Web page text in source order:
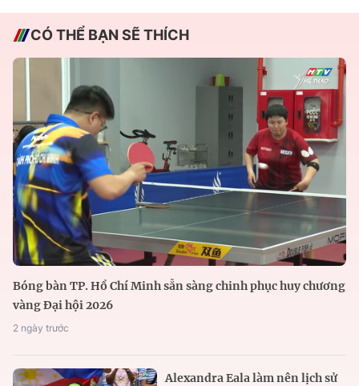
CÓ THỂ BẠN SẼ THÍCH
Bóng bàn TP. Hồ Chí Minh sẵn sàng chinh phục huy chương
vàng Đại hội 2026
2 ngày trước
Alexandra Eala làm nên lịch sử